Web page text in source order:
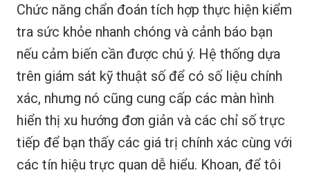
Chức năng chẩn đoán tích hợp thực hiện kiểm
tra sức khỏe nhanh chóng và cảnh báo bạn
nếu cảm biến cần được chú ý. Hệ thống dựa
trên giám sát kỹ thuật số để có số liệu chính
xác, nhưng nó cũng cung cấp các màn hình
hiển thị xu hướng đơn giản và các chỉ số trực
tiếp để bạn thấy các giá trị chính xác cùng với
các tín hiệu trực quan dễ hiểu. Khoan, để tôi